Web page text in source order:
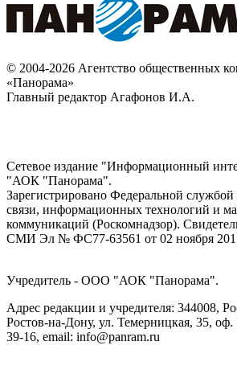
© 2004-2026 Агентство общественных
«Панорама»
Главный редактор Агафонов И.А.
Сетевое издание "Информационный
"АОК "Панорама".
Зарегистрировано Федеральной службой
связи, информационных технологий и
коммуникаций (Роскомнадзор).
СМИ Эл № ФС77-63561 от 02 ноября
Учредитель - ООО "АОК "Панорама".
Адрес редакции и учредителя: 344008,
Ростов-на-Дону, ул. Темерницкая, 35, оф.
39-16, email: info@panram.ru